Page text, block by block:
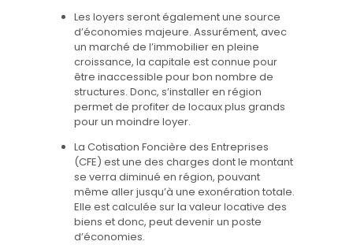
Les loyers seront également une source
d’économies majeure. Assurément, avec
un marché de l’immobilier en pleine
croissance, la capitale est connue pour
être inaccessible pour bon nombre de
structures. Donc, s’installer en région
permet de profiter de locaux plus grands
pour un moindre loyer.
La Cotisation Foncière des Entreprises
(CFE) est une des charges dont le montant
se verra diminué en région, pouvant
même aller jusqu’à une exonération totale.
Elle est calculée sur la valeur locative des
biens et donc, peut devenir un poste
d’économies.